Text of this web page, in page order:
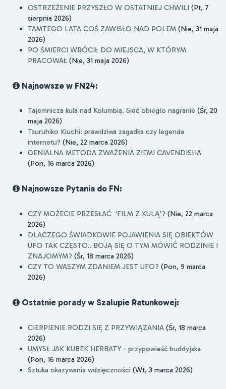
OSTRZEŻENIE PRZYSZŁO W OSTATNIEJ CHWILI (Pt, 7
sierpnia 2026)
TAMTEGO LATA COŚ ZAWISŁO NAD POLEM (Nie, 31 maja
2026)
PO ŚMIERCI WRÓCIŁ DO MIEJSCA, W KTÓRYM
PRACOWAŁ (Nie, 31 maja 2026)
Najnowsze w FN24:
Tajemnicza kula nad Kolumbią. Sieć obiegło nagranie (Śr, 20
maja 2026)
Tsuruhiko Kiuchi: prawdziwa zagadka czy legenda
internetu? (Nie, 22 marca 2026)
GENIALNA METODA ZWAŻENIA ZIEMI CAVENDISHA
(Pon, 16 marca 2026)
Najnowsze Pytania do FN:
CZY MOŻECIE PRZESŁAĆ 'FILM Z KULĄ'? (Nie, 22 marca
2026)
DLACZEGO ŚWIADKOWIE POJAWIENIA SIĘ OBIEKTÓW
UFO TAK CZĘSTO.. BOJĄ SIĘ O TYM MÓWIĆ RODZINIE I
ZNAJOMYM? (Śr, 18 marca 2026)
CZY TO WASZYM ZDANIEM JEST UFO? (Pon, 9 marca
2026)
Ostatnie porady w Szalupie Ratunkowej:
CIERPIENIE RODZI SIĘ Z PRZYWIĄZANIA (Śr, 18 marca
2026)
UMYSŁ JAK KUBEK HERBATY - przypowieść buddyjska
(Pon, 16 marca 2026)
Sztuka okazywania wdzięczności (Wt, 3 marca 2026)